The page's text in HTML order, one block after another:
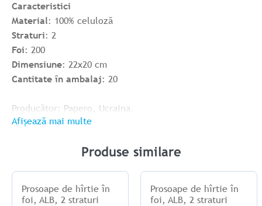
Caracteristici
Material: 100% celuloză
Straturi: 2
Foi: 200
Dimensiune: 22x20 cm
Cantitate în ambalaj: 20
Producător: Papero, Ucraina.
Afișează mai multe
Produse similare
Prosoape de hîrtie în
foi, ALB, 2 straturi
Prosoape de hîrtie în
foi, ALB, 2 straturi